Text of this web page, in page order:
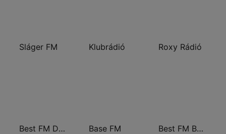
Sláger FM Klubrádió Roxy Rádió
Best FM Debrecen Base FM Best FM Budapest